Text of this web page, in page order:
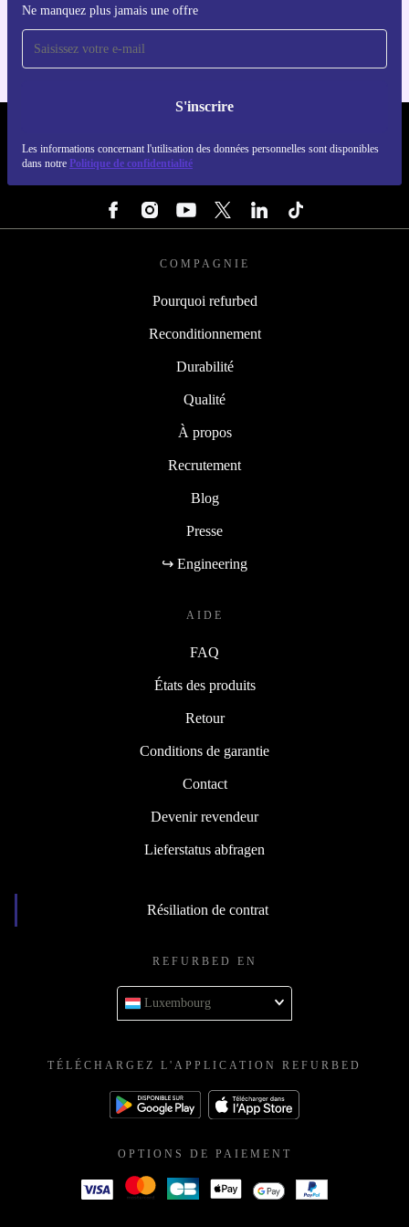
Ne manquez plus jamais une offre
S'inscrire
Les informations concernant l'utilisation des données personnelles sont disponibles
dans notre Politique de confidentialité
Pour iOS et Android
COMPAGNIE
Pourquoi refurbed
Reconditionnement
Durabilité
Qualité
À propos
Recrutement
Blog
Presse
↪ Engineering
AIDE
FAQ
États des produits
Retour
Conditions de garantie
Contact
Devenir revendeur
Lieferstatus abfragen
Résiliation de contrat
REFURBED EN
Luxembourg
TÉLÉCHARGEZ L'APPLICATION REFURBED
OPTIONS DE PAIEMENT